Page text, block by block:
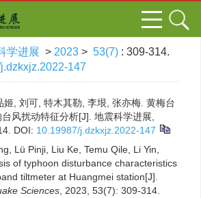
学进展 > 2023 > 53(7) : 309-314.
147
姬, 刘可, 特木其勒, 李垠, 张亦梅. 黄梅台
风扰动特征分析[J]. 地震科学进展,
DOI: 10.19987/j.dzkxjz.2022-147
Lü Pinji, Liu Ke, Temu Qile, Li Yin,
of typhoon disturbance characteristics
tiltmeter at Huangmei station[J].
Sciences , 2023, 53(7): 309-314.